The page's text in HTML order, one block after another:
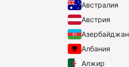
Австралия
Австрия
Азербайджан
Албания
Алжир